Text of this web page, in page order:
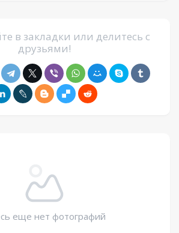
в закладки или делитесь с
друзьями!
еще нет фотографий